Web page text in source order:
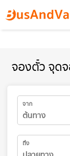
จองตั๋ว จุด
จาก
ถึง